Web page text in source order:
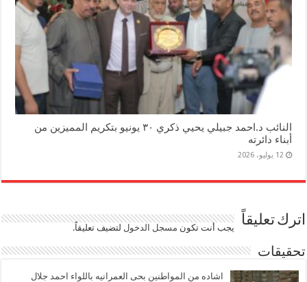
النائب د.احمد جبيلي يحيي ذكري ٣٠ يونيو بتكريم المميزين من
أبناء دائرته
12 يوليو، 2026
اترك تعليقاً يجب أنت تكون مسجل الدخول لتضيف تعليقاً.
تحقيقات
اشاده من المواطنين بحى العمرانيه باللواء احمد جلال